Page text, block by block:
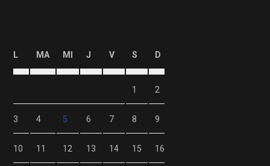
L MA MI J V S D
1 2
3 4 5 6 7 8 9
10 11 12 13 14 15 16